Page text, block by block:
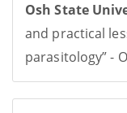
Osh State
and practical
parasitology” -